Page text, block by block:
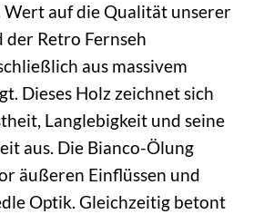
auf die Qualität unserer
Retro Fernseh
aus massivem
Dieses Holz zeichnet sich
Langlebigkeit und seine
aus. Die Bianco-Ölung
äußeren Einflüssen und
Optik. Gleichzeitig betont